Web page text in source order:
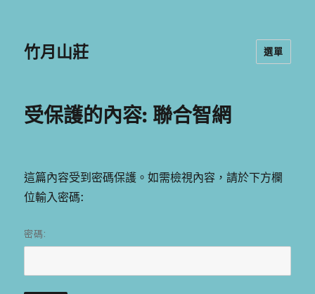
竹月山莊 選單
受保護的內容: 聯合智網
這篇內容受到密碼保護。如需檢視內容，請於下方欄
位輸入密碼:
密碼: